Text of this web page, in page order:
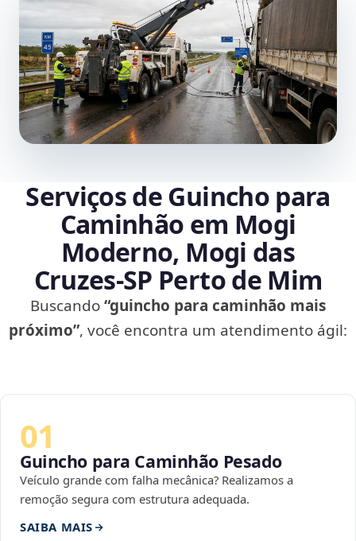
Serviços de Guincho para
Caminhão em Mogi
Moderno, Mogi das
Cruzes‑SP Perto de Mim
Buscando“guincho para caminhão mais
próximo”, você encontra um atendimento ágil:
01
Guincho para Caminhão Pesado
Veículo grande com falha mecânica? Realizamos a
remoção segura com estrutura adequada.
SAIBA MAIS